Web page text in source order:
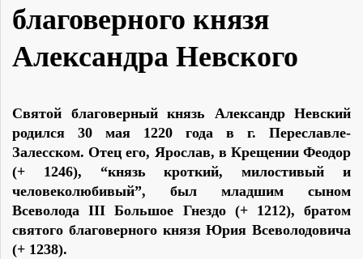
благоверного князя
Александра Невского
Святой благоверный князь Александр Невский
родился 30 мая 1220 года в г. Переславле-
Залесском. Отец его, Ярослав, в Крещении Феодор
(+ 1246), “князь кроткий, милостивый и
человеколюбивый”, был младшим сыном
Всеволода III Большое Гнездо (+ 1212), братом
святого благоверного князя Юрия Всеволодовича
(+ 1238).